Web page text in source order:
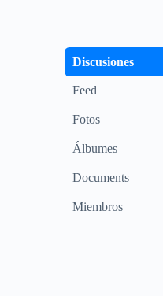
Discusiones
Feed
Fotos
Álbumes
Documents
Miembros